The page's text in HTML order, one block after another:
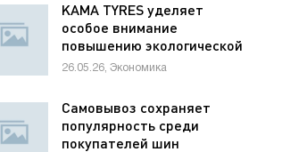
KAMA TYRES уделяет
особое внимание
повышению экологической
ответственности
26.05.26, Экономика
Самовывоз сохраняет
популярность среди
покупателей шин